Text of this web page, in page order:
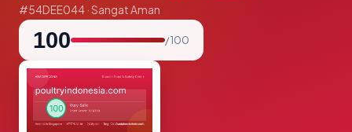
#54DEE044 · Sangat Aman
100 / 100